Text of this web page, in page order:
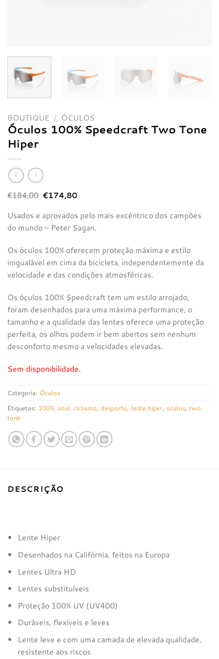
BOUTIQUE / ÓCULOS
Óculos 100% Speedcraft Two Tone
Hiper
€184,00 O
preço
era:
€184,00.
€174,80O
atual
é:
€174,80.
Usados e aprovados pelo mais excêntrico dos campões
do mundo – Peter Sagan.
Os óculos 100% oferecem proteção máxima e estilo
inigualável em cima da bicicleta, independentemente da
velocidade e das condições atmosféricas.
Os óculos 100% Speedcraft tem um estilo arrojado,
foram desenhados para uma máxima performance, o
tamanho e a qualidade das lentes oferece uma proteção
perfeita, os olhos podem ir bem abertos sem nenhum
desconforto mesmo a velocidades elevadas.
Sem disponibilidade.
Categoria: Óculos
Etiquetas: 100%, azul, ciclismo, desporto, lente hiper, oculos, two
tone
DESCRIÇÃO
Lente Hiper
Desenhados na Califórnia, feitos na Europa
Lentes Ultra HD
Lentes substituíveis
Proteção 100% UV (UV400)
Duráveis, flexíveis e leves
Lente leve e com uma camada de elevada qualidade,
resistente aos riscos